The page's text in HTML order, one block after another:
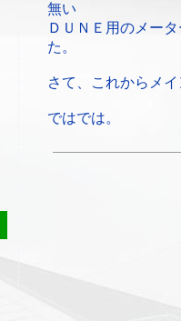
無い
ＤＵＮＥ用のメー
た。
さて、これからメ
ではでは。